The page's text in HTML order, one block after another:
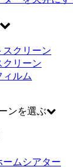
スクリーン
クリーン
ィルム
ンを選ぶ
ームシアター